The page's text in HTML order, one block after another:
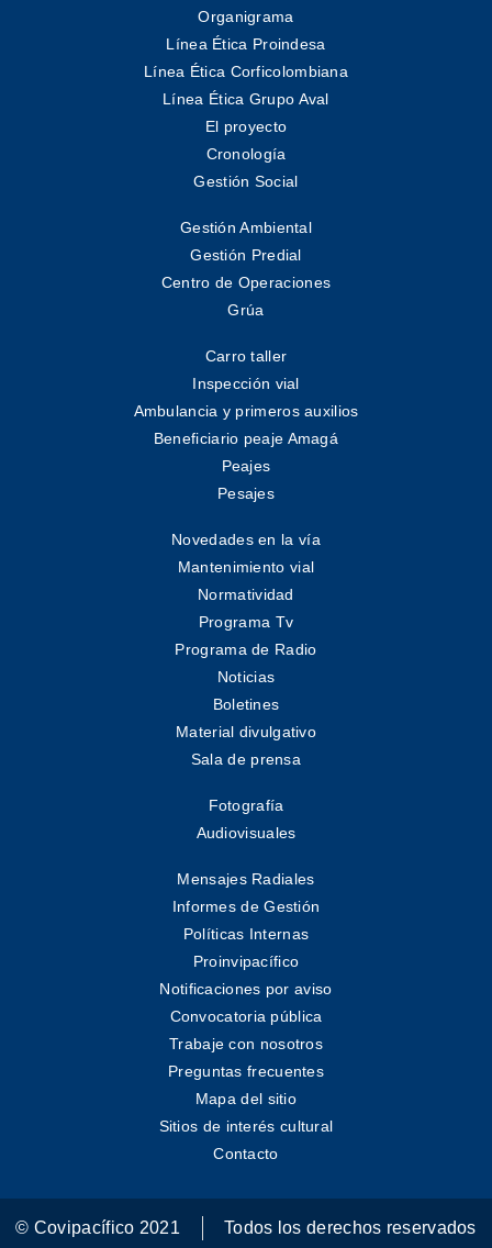
Organigrama
Línea Ética Proindesa
Línea Ética Corficolombiana
Línea Ética Grupo Aval
El proyecto
Cronología
Gestión Social
Gestión Ambiental
Gestión Predial
Centro de Operaciones
Grúa
Carro taller
Inspección vial
Ambulancia y primeros auxilios
Beneficiario peaje Amagá
Peajes
Pesajes
Novedades en la vía
Mantenimiento vial
Normatividad
Programa Tv
Programa de Radio
Noticias
Boletines
Material divulgativo
Sala de prensa
Fotografía
Audiovisuales
Mensajes Radiales
Informes de Gestión
Políticas Internas
Proinvipacífico
Notificaciones por aviso
Convocatoria pública
Trabaje con nosotros
Preguntas frecuentes
Mapa del sitio
Sitios de interés cultural
Contacto
© Covipacífico 2021 Todos los derechos reservados